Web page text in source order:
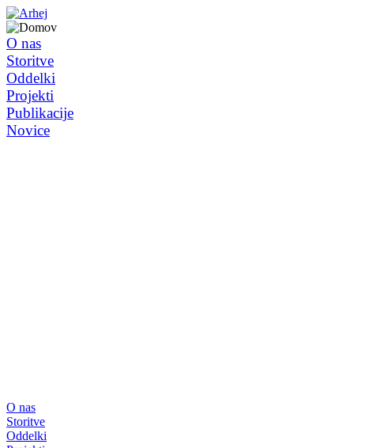
O nas
Storitve
Oddelki
Projekti
Publikacije
Novice
O nas
Storitve
Oddelki